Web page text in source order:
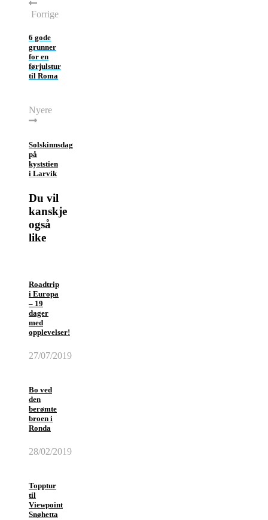
Forrige
6 gode
grunner
for en
førjulstur
til Roma
Nyere
Solskinnsdag
på
kyststien
i Larvik
Du vil
kanskje
også
like
Roadtrip
i Europa
– 19
dager
med
opplevelser!
27/07/2019
Bo ved
den
berømte
broen i
Ronda
28/02/2019
Topptur
til
Viewpoint
Snøhetta